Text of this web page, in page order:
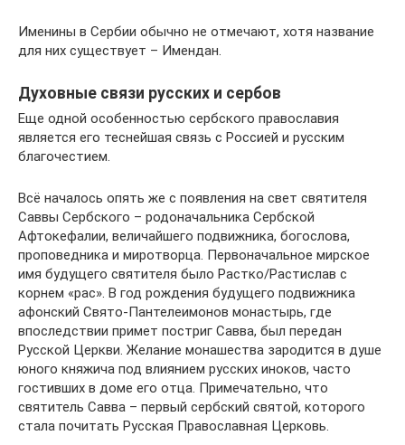
Именины в Сербии обычно не отмечают, хотя название
для них существует – Имендан.
Духовные связи русских и сербов
Еще одной особенностью сербского православия
является его теснейшая связь с Россией и русским
благочестием.
Всё началось опять же с появления на свет святителя
Саввы Сербского – родоначальника Сербской
Афтокефалии, величайшего подвижника, богослова,
проповедника и миротворца. Первоначальное мирское
имя будущего святителя было Растко/Растислав с
корнем «рас». В год рождения будущего подвижника
афонский Свято-Пантелеимонов монастырь, где
впоследствии примет постриг Савва, был передан
Русской Церкви. Желание монашества зародится в душе
юного княжича под влиянием русских иноков, часто
гостивших в доме его отца. Примечательно, что
святитель Савва – первый сербский святой, которого
стала почитать Русская Православная Церковь.